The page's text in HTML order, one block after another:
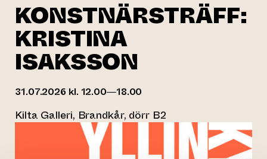
KONSTNÄRSTRÄFF:
KRISTINA
ISAKSSON
31.07.2026 kl. 12.00—18.00
Kilta Galleri, Brandkår, dörr B2